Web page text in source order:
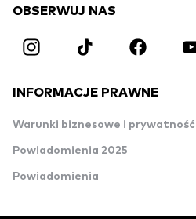
OBSERWUJ NAS
INFORMACJE PRAWNE
Warunki biznesowe i prywatność
Powiadomienia 2025
Powiadomienia